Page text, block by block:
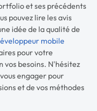
et ses précédents
pouvez lire les avis
idée de la qualité de
mobile
pour votre
vos besoins. N'hésitez
engager pour
et de vos méthodes